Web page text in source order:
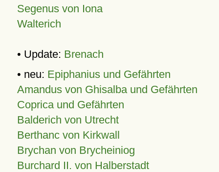
Segenus von Iona
Walterich
• Update: Brenach
• neu: Epiphanius und Gefährten
Amandus von Ghisalba und Gefährten
Coprica und Gefährten
Balderich von Utrecht
Berthanc von Kirkwall
Brychan von Brycheiniog
Burchard II. von Halberstadt